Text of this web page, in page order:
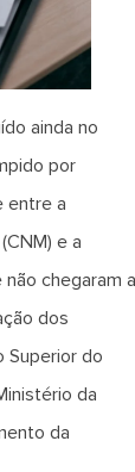
ainda no
por
entre a
e a
chegaram a
dos
Superior do
da
da